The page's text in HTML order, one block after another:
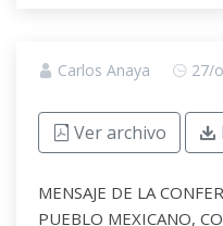
Carlos Anaya 27/
Ver archivo
MENSAJE DE LA
PUEBLO MEXICANO,